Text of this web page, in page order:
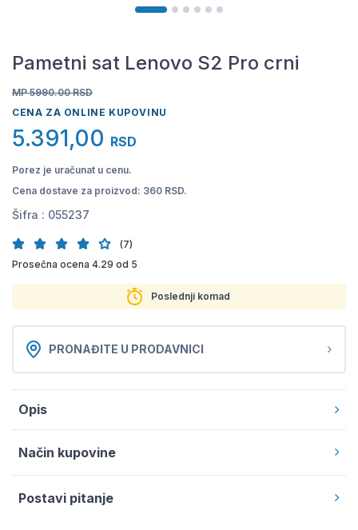
Pametni sat Lenovo S2 Pro crni
MP 5990.00 RSD
CENA ZA ONLINE KUPOVINU
5.391,00 RSD
Porez je uračunat u cenu.
Cena dostave za proizvod: 360 RSD.
Šifra : 055237
(7)
Prosečna ocena 4.29 od 5
Poslednji komad
PRONAĐITE U PRODAVNICI
Opis
Način kupovine
Postavi pitanje